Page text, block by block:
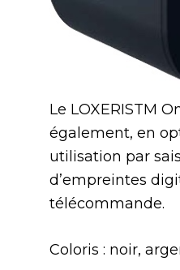
Le LOXERISTM
également, en
utilisation par
d’empreintes
télécommande.
Coloris : noir,